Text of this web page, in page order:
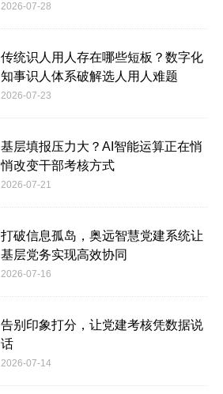
2026-07-28
传统识人用人存在哪些短板？数字化
知事识人体系破解选人用人难题
2026-07-23
基层填报压力大？AI智能运算正在悄
悄改变干部考核方式
2026-07-21
打破信息孤岛，奥远智慧党建系统让
基层党务实现高效协同
2026-07-16
告别印象打分，让党建考核凭数据说
话
2026-07-14